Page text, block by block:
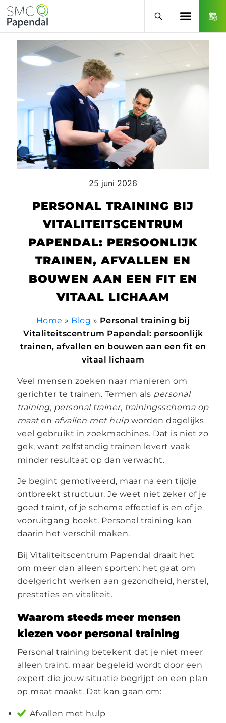
25 juni 2026
PERSONAL TRAINING BIJ
VITALITEITSCENTRUM
PAPENDAL: PERSOONLIJK
TRAINEN, AFVALLEN EN
BOUWEN AAN EEN FIT EN
VITAAL LICHAAM
Home » Blog » Personal training bij
Vitaliteitscentrum Papendal: persoonlijk
trainen, afvallen en bouwen aan een fit en
vitaal lichaam
Veel mensen zoeken naar manieren om
gerichter te trainen. Termen als personal
training, personal trainer, trainingsschema op
maaten afvallen met hulpworden dagelijks
veel gebruikt in zoekmachines. Dat is niet zo
gek, want zelfstandig trainen levert vaak
minder resultaat op dan verwacht.
Je begint gemotiveerd, maar na een tijdje
ontbreekt structuur. Je weet niet zeker of je
goed traint, of je schema effectief is en of je
vooruitgang boekt. Personal training kan
daarin het verschil maken.
Bij Vitaliteitscentrum Papendal draait het
om meer dan alleen sporten: het gaat om
doelgericht werken aan gezondheid, herstel,
prestaties en vitaliteit.
Waarom steeds meer mensen
kiezen voor personal training
Personal training betekent dat je niet meer
alleen traint, maar begeleid wordt door een
expert die jouw situatie begrijpt en een plan
op maat maakt. Dat kan gaan om:
Afvallen met hulp